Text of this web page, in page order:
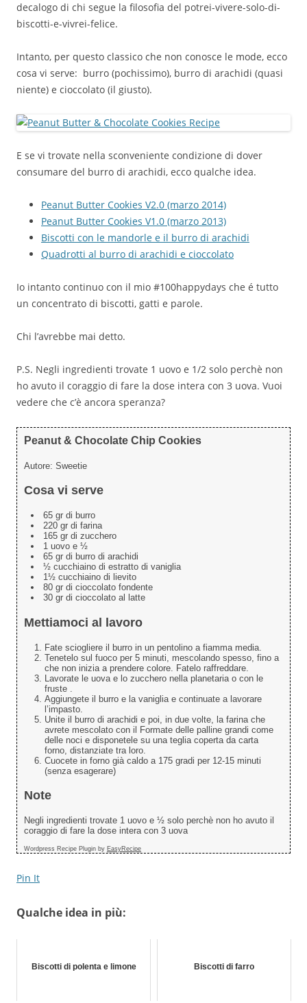
decalogo di chi segue la filosofia del potrei-vivere-solo-di-
biscotti-e-vivrei-felice.
Intanto, per questo classico che non conosce le mode, ecco
cosa vi serve: burro (pochissimo), burro di arachidi (quasi
niente) e cioccolato (il giusto).
E se vi trovate nella sconveniente condizione di dover
consumare del burro di arachidi, ecco qualche idea.
Peanut Butter Cookies V2.0 (marzo 2014)
Peanut Butter Cookies V1.0 (marzo 2013)
Biscotti con le mandorle e il burro di arachidi
Quadrotti al burro di arachidi e cioccolato
Io intanto continuo con il mio #100happydays che é tutto
un concentrato di biscotti, gatti e parole.
Chi l’avrebbe mai detto.
P.S. Negli ingredienti trovate 1 uovo e 1/2 solo perchè non
ho avuto il coraggio di fare la dose intera con 3 uova. Vuoi
vedere che c’è ancora speranza?
Peanut & Chocolate Chip Cookies
Autore: Sweetie
Cosa vi serve
65 gr di burro
220 gr di farina
165 gr di zucchero
1 uovo e ½
65 gr di burro di arachidi
½ cucchiaino di estratto di vaniglia
1½ cucchiaino di lievito
80 gr di cioccolato fondente
30 gr di cioccolato al latte
Mettiamoci al lavoro
Fate sciogliere il burro in un pentolino a fiamma media.
Tenetelo sul fuoco per 5 minuti, mescolando spesso, fino a
che non inizia a prendere colore. Fatelo raffreddare.
Lavorate le uova e lo zucchero nella planetaria o con le
fruste .
Aggiungete il burro e la vaniglia e continuate a lavorare
l’impasto.
Unite il burro di arachidi e poi, in due volte, la farina che
avrete mescolato con il Formate delle palline grandi come
delle noci e disponetele su una teglia coperta da carta
forno, distanziate tra loro.
Cuocete in forno già caldo a 175 gradi per 12-15 minuti
(senza esagerare)
Note
Negli ingredienti trovate 1 uovo e ½ solo perchè non ho avuto il
coraggio di fare la dose intera con 3 uova
Wordpress Recipe Plugin by EasyRecipe
Pin It
Qualche idea in più:
Biscotti di polenta e limone Biscotti di farro